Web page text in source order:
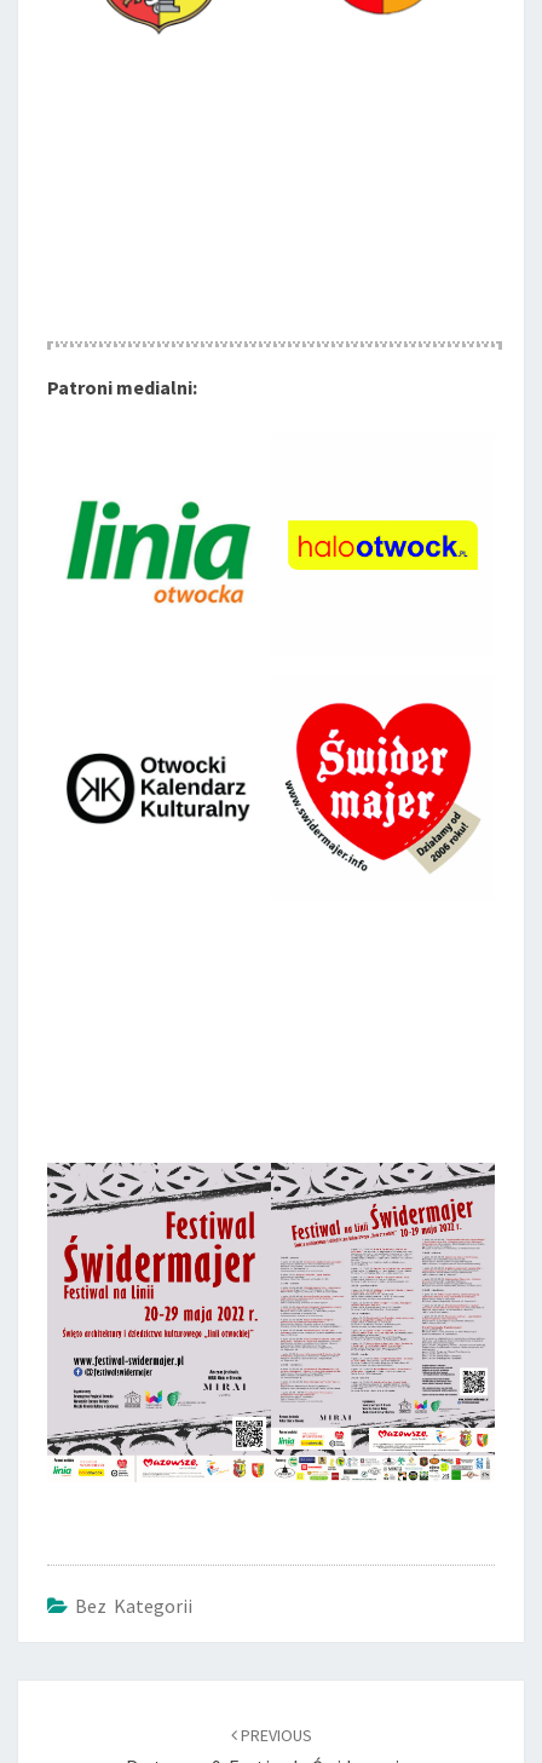
Patroni medialni:
Bez Kategorii
PREVIOUS